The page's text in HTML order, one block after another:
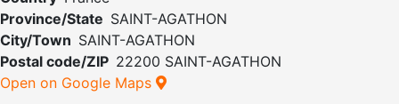
Province/State SAINT-AGATHON
City/Town SAINT-AGATHON
Postal code/ZIP 22200 SAINT-AGATHON
Open on Google Maps